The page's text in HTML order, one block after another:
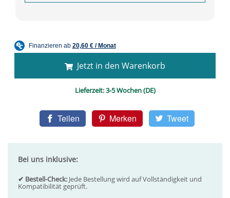
Jetzt in den Warenkorb
Lieferzeit:3-5 Wochen (DE)
Teilen Merken Tweet
Bei uns inklusive:
✔ Bestell-Check: Jede Bestellung wird auf Vollständigkeit und
Kompatibilität geprüft.